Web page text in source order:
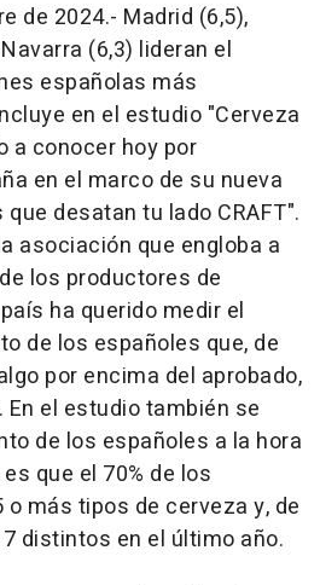
de 2024.- Madrid (6,5),
(6,3) lideran el
españolas más
en el estudio "Cerveza
a conocer hoy por
en el marco de su nueva
desatan tu lado CRAFT".
asociación que engloba a
los productores de
ha querido medir el
de los españoles que, de
por encima del aprobado,
En el estudio también se
de los españoles a la hora
que el 70% de los
más tipos de cerveza y, de
distintos en el último año.